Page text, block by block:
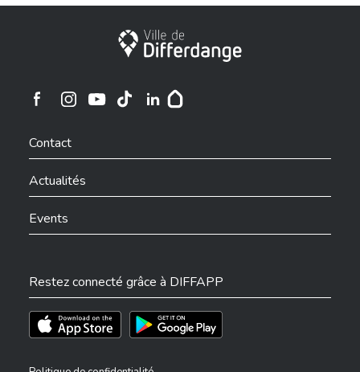
Ville de Differdange
Ville de Differdange sur Instagram
Contact
Actualités
Events
Restez connecté grâce à DIFFAPP
Téléchargez l'app sur l'App StoreTéléchargez l'app sur Play Store